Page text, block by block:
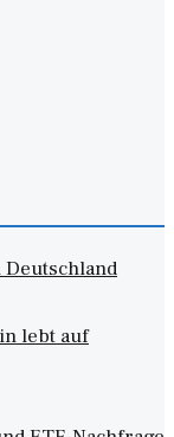
Deutschland
lebt auf